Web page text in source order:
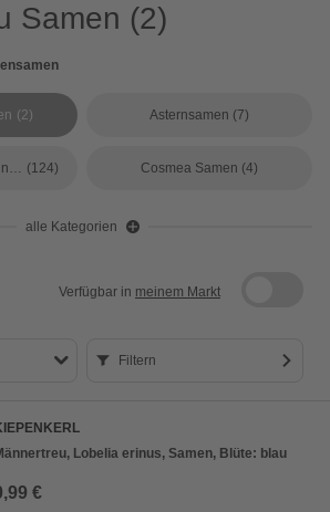
Samen (2)
(2) Asternsamen (7)
Blumensamenmischungen (124) Cosmea Samen (4)
alle Kategorien
Verfügbar in meinem Markt
Filtern
Lobelia erinus, Samen, Blüte: blau
€